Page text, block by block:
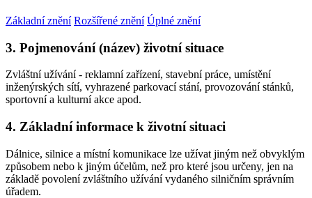
Základní znění Rozšířené znění Úplné znění
3. Pojmenování (název) životní situace
Zvláštní užívání - reklamní zařízení, stavební práce, umístění
inženýrských sítí, vyhrazené parkovací stání, provozování stánků,
sportovní a kulturní akce apod.
4. Základní informace k životní situaci
Dálnice, silnice a místní komunikace lze užívat jiným než obvyklým
způsobem nebo k jiným účelům, než pro které jsou určeny, jen na
základě povolení zvláštního užívání vydaného silničním správním
úřadem.